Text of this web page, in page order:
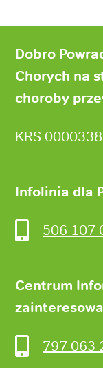
stronyDobro
Chorych na
choroby
KRS
Infolinia dla
506 107
Centrum
797 063